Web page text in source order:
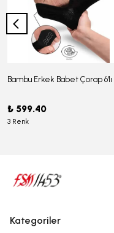
₺ 599.40
3 Renk
Kategoriler